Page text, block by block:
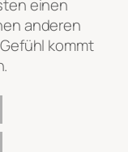
einen
anderen
kommt